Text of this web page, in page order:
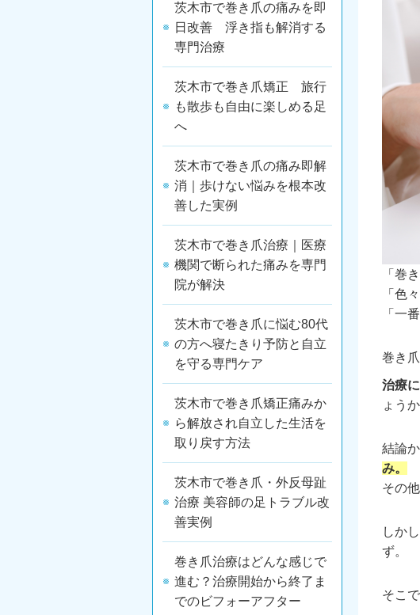
「巻
「色
「一
巻き
治療
ょうか
結論
み。
その
しか
ず。
そこ
茨木市で巻き爪の痛みを即
日改善 浮き指も解消する
専門治療
茨木市で巻き爪矯正 旅行
も散歩も自由に楽しめる足
へ
茨木市で巻き爪の痛み即解
消｜歩けない悩みを根本改
善した実例
茨木市で巻き爪治療｜医療
機関で断られた痛みを専門
院が解決
茨木市で巻き爪に悩む80代
の方へ寝たきり予防と自立
を守る専門ケア
茨木市で巻き爪矯正痛みか
ら解放され自立した生活を
取り戻す方法
茨木市で巻き爪・外反母趾
治療 美容師の足トラブル改
善実例
巻き爪治療はどんな感じで
進む？治療開始から終了ま
でのビフォーアフター